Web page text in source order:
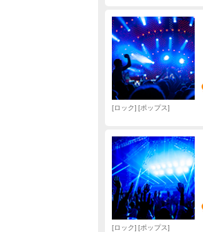
ロック ポップス
ロック ポップス